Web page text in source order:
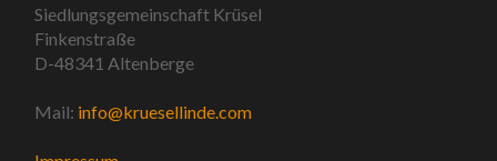
Siedlungsgemeinschaft Krüsel
Finkenstraße
D-48341 Altenberge
Mail: info@kruesellinde.com